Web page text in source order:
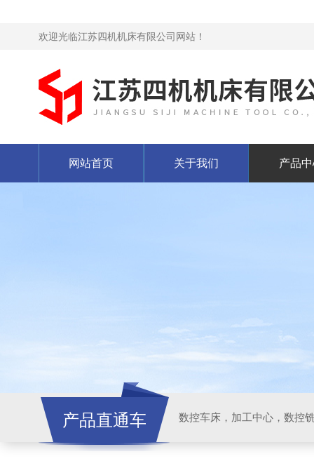
欢迎光临江苏四机机床有限公司网站！
网站首页 关于我们 产品
产品直通车